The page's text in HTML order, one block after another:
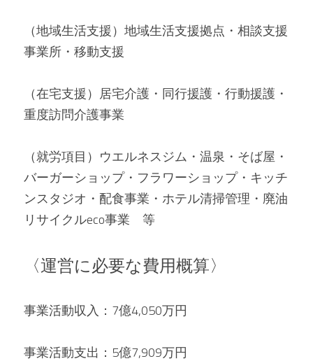
（地域生活支援）地域生活支援拠点・相談支援
事業所・移動支援
（在宅支援）居宅介護・同行援護・行動援護・
重度訪問介護事業
（就労項目）ウエルネスジム・温泉・そば屋・
バーガーショップ・フラワーショップ・キッチ
ンスタジオ・配食事業・ホテル清掃管理・廃油
リサイクルeco事業　等
〈運営に必要な費用概算〉
事業活動収入：7億4,050万円
事業活動支出：5億7,909万円